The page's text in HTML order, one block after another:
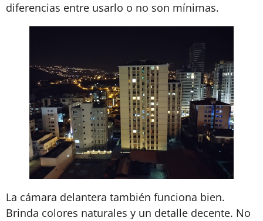
diferencias entre usarlo o no son mínimas.
La cámara delantera también funciona bien.
Brinda colores naturales y un detalle decente. No